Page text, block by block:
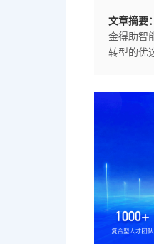
文章摘要：
金得助智
转型的优